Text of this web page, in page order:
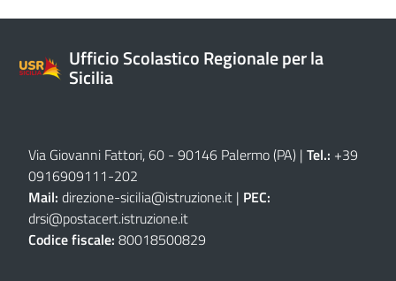
Ufficio Scolastico Regionale per la
Sicilia
Via Giovanni Fattori, 60 - 90146 Palermo (PA) | Tel.: +39
0916909111-202
Mail: direzione-sicilia@istruzione.it | PEC:
drsi@postacert.istruzione.it
Codice fiscale: 80018500829